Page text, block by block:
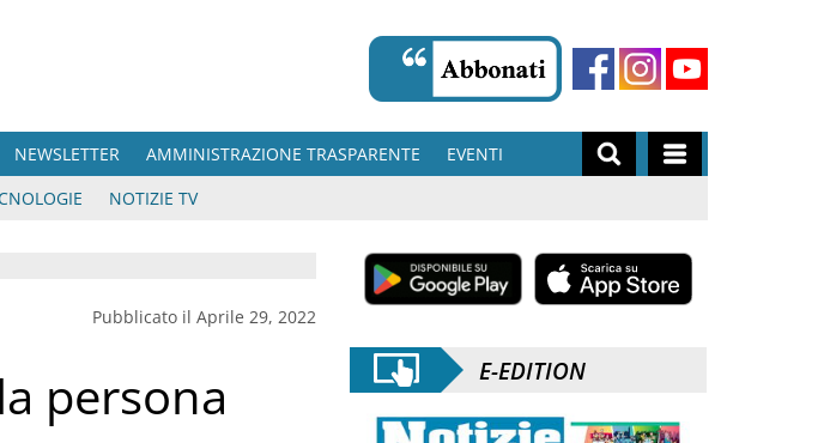
NEWSLETTER AMMINISTRAZIONE TRASPARENTE
EVENTI
NOTIZIE TV
Pubblicato il Aprile 29, 2022
persona E-EDITION